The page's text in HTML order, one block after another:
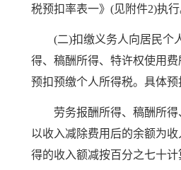
税预扣率表一》(见附件2)执行
(二)扣缴义务人向居民个
得、稿酬所得、特许权使用费
预扣预缴个人所得税。具体预
劳务报酬所得、稿酬所得
以收入减除费用后的余额为
得的收入额减按百分之七十计